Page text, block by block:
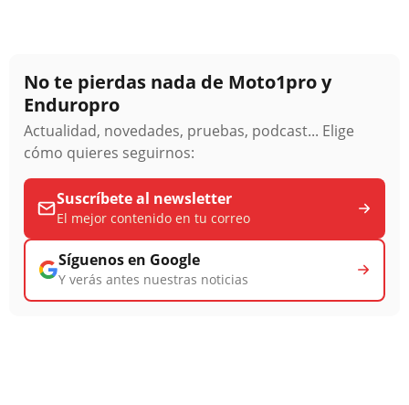
No te pierdas nada de Moto1pro y
Enduropro
Actualidad, novedades, pruebas, podcast... Elige
cómo quieres seguirnos:
Suscríbete al newsletter
El mejor contenido en tu correo
Síguenos en Google
Y verás antes nuestras noticias